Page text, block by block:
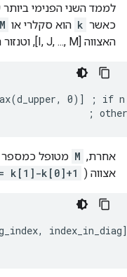
לממד השני הפנימי
כאשר k הוא סקלרי או M
האצווה [I, J, ..., M], וטנזור הפלט הוא:
0)] ; if
;
אחרת, M מטופל כמספר
אצווה ( k[1]-k[0]+1